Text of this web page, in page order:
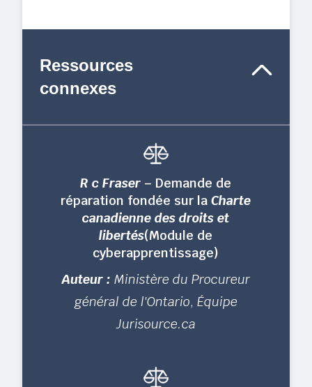
Ressources
connexes
R c Fraser – Demande de
réparation fondée sur laCharte
canadienne des droits et
libertés(Module de
cyberapprentissage)
Auteur : Ministère du Procureur
général de l'Ontario, Équipe
Jurisource.ca